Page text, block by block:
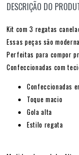
DESCRIÇÃO DO
Kit com 3 regatas
Essas peças são
Perfeitas para compor
Confeccionadas com
Confeccionadas
Toque macio
Gola alta
Estilo regata